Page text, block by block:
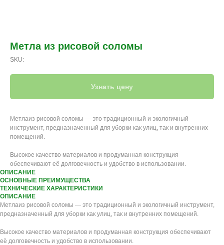
Метла из рисовой соломы
SKU:
Узнать цену
Метлаиз рисовой соломы — это традиционный и экологичный
инструмент, предназначенный для уборки как улиц, так и внутренних
помещений.
Высокое качество материалов и продуманная конструкция
обеспечивают её долговечность и удобство в использовании.
ОПИСАНИЕ
ОСНОВНЫЕ ПРЕИМУЩЕСТВА
ТЕХНИЧЕСКИЕ ХАРАКТЕРИСТИКИ
ОПИСАНИЕ
Метлаиз рисовой соломы — это традиционный и экологичный инструмент,
предназначенный для уборки как улиц, так и внутренних помещений.
Высокое качество материалов и продуманная конструкция обеспечивают
её долговечность и удобство в использовании.